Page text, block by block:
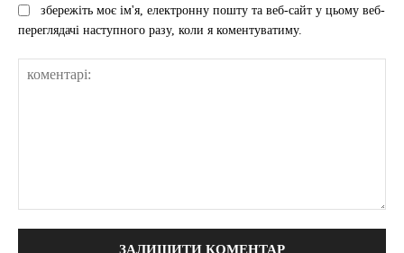
збережіть моє ім'я, електронну пошту та веб-сайт у цьому веб-
переглядачі наступного разу, коли я коментуватиму.